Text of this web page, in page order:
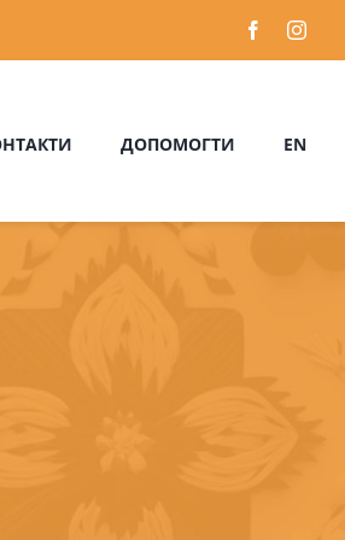
ДОПОМОГТИ EN